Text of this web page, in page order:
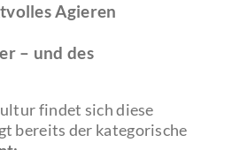
Agieren
– und des
findet sich diese
bereits der kategorische